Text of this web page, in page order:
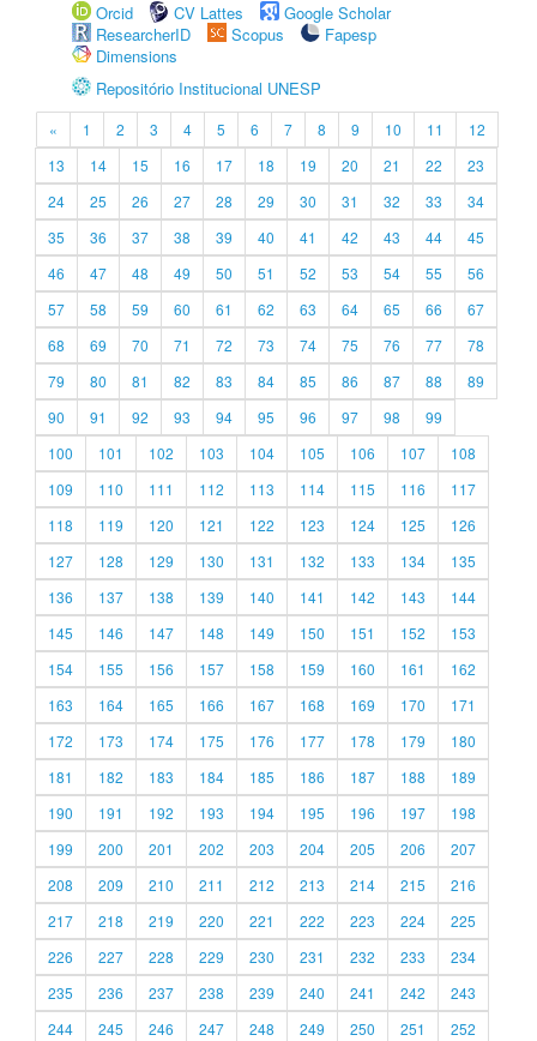
Orcid
CV Lattes
Google Scholar
ResearcherID
Scopus
Fapesp
Dimensions
Repositório Institucional UNESP
« 1 2 3 4 5 6 7 8 9 10 11
12
13
14 15 16 17 18 19 20 21 22
23
24
25 26 27 28 29 30 31 32 33
34
35
36 37 38 39 40 41 42 43 44
45
46
47 48 49 50 51 52 53 54 55
56
57
58 59 60 61 62 63 64 65 66
67
68
69 70 71 72 73 74 75 76 77
78
79
80 81 82 83 84 85 86 87 88
89
90
91 92 93 94 95 96 97 98
99
100
101 102 103 104 105 106 107
108
109
110 111 112 113 114 115 116
117
118
119 120 121 122 123 124 125
126
127
128 129 130 131 132 133 134
135
136
137 138 139 140 141 142 143
144
145
146 147 148 149 150 151 152
153
154
155 156 157 158 159 160 161
162
163
164 165 166 167 168 169 170
171
172
173 174 175 176 177 178 179
180
181
182 183 184 185 186 187 188
189
190
191 192 193 194 195 196 197
198
199
200 201 202 203 204 205 206
207
208
209 210 211 212 213 214 215
216
217
218 219 220 221 222 223 224
225
226
227 228 229 230 231 232 233
234
235
236 237 238 239 240 241 242
243
244
245 246 247 248 249 250 251 252